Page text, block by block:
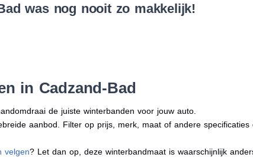
was nog nooit zo makkelijk!
in Cadzand-Bad
de juiste winterbanden voor jouw auto.
aanbod. Filter op prijs, merk, maat of andere specificaties
velgen? Let dan op, deze winterbandmaat is waarschijnlijk